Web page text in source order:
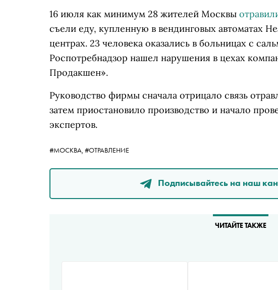
16 июля как минимум 28 жителей Москвы
съели еду, купленную в вендинговых автоматах
центрах. 23 человека оказались в больницах с
Роспотребнадзор нашел нарушения в цехах
Продакшен».
Руководство фирмы сначала отрицало связь
затем приостановило производство и начало
экспертов.
#МОСКВА, #ОТРАВЛЕНИЕ
Подписывайтесь на наш
ЧИТАЙТЕ ТАКЖЕ